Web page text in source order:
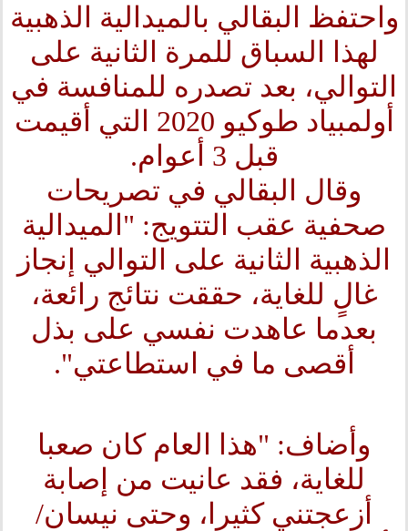
واحتفظ البقالي بالميدالية الذهبية
لهذا السباق للمرة الثانية على
التوالي، بعد تصدره للمنافسة في
أولمبياد طوكيو 2020 التي أقيمت
قبل 3 أعوام.
وقال البقالي في تصريحات
صحفية عقب التتويج: "الميدالية
الذهبية الثانية على التوالي إنجاز
غالٍ للغاية، حققت نتائج رائعة،
بعدما عاهدت نفسي على بذل
أقصى ما في استطاعتي".
وأضاف: "هذا العام كان صعبا
للغاية، فقد عانيت من إصابة
أزعجتني كثيرا، وحتى نيسان/